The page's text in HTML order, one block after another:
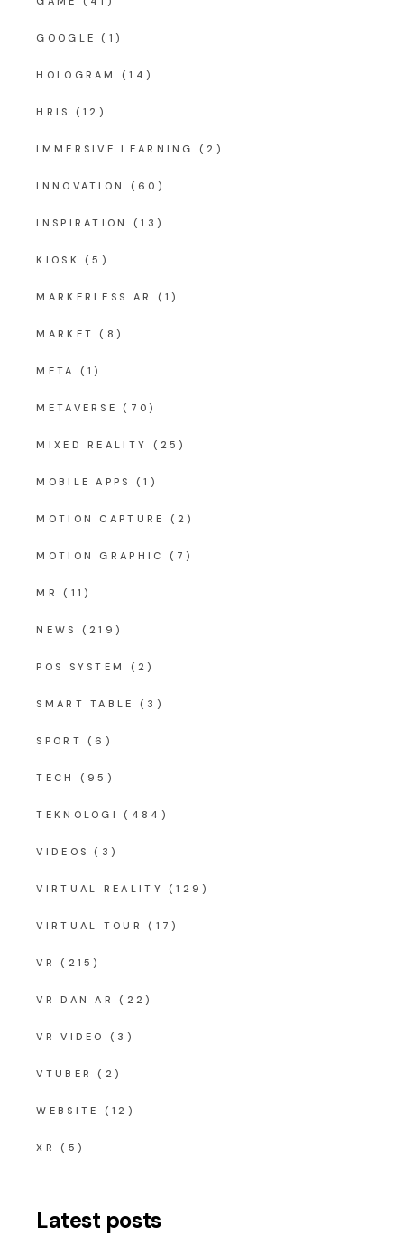
GOOGLE (1)
HOLOGRAM (14)
HRIS (12)
IMMERSIVE LEARNING (2)
INNOVATION (60)
INSPIRATION (13)
KIOSK (5)
MARKERLESS AR (1)
MARKET (8)
META (1)
METAVERSE (70)
MIXED REALITY (25)
MOBILE APPS (1)
MOTION CAPTURE (2)
MOTION GRAPHIC (7)
MR (11)
NEWS (219)
POS SYSTEM (2)
SMART TABLE (3)
SPORT (6)
TECH (95)
TEKNOLOGI (484)
VIDEOS (3)
VIRTUAL REALITY (129)
VIRTUAL TOUR (17)
VR (215)
VR DAN AR (22)
VR VIDEO (3)
VTUBER (2)
WEBSITE (12)
XR (5)
Latest posts